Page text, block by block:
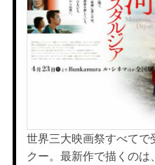
世界三大映画祭すべてで
クー。最新作で描くの